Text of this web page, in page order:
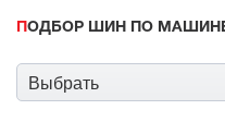
ПОДБОР ШИН ПО
Выбрать